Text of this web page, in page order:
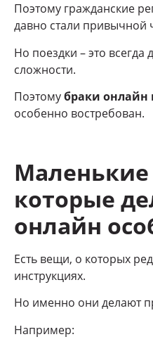
Поэтому гражданские
давно стали привычной
Но поездки – это
сложности.
Поэтомубраки онлайн
особенно востребован.
Маленькие
которые
онлайн
Есть вещи, о которых
инструкциях.
Но именно они делают
Например: